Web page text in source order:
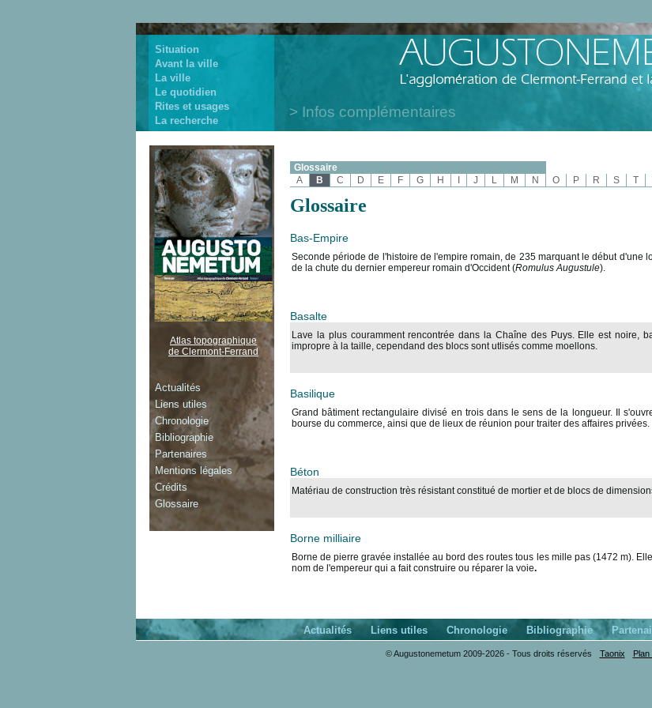
Situation
Avant la ville
La ville
Le quotidien
Rites et usages
La recherche
Infos complémentaires
Glossaire
A
B C D E F G H J L M N O P R S T
Glossaire
Bas-Empire
Seconde période de l'histoire de l'empire romain, de 235 marquant le début d'une
de la chute du dernier empereur romain d'Occident (Romulus Augustule).
Basalte
Lave la plus couramment rencontrée dans la Chaîne des Puys. Elle est noire,
impropre à la taille, cependand des blocs sont utlisés comme moellons.
Basilique
Grand bâtiment rectangulaire divisé en trois dans le sens de la longueur. Il
bourse du commerce, ainsi que de lieux de réunion pour traiter des affaires privées.
Béton
Matériau de construction très résistant constitué de mortier et de blocs de
Borne milliaire
Borne de pierre gravée installée au bord des routes tous les mille pas (1472 m).
nom de l'empereur qui a fait construire ou réparer la voie.
Atlas topographique
de Clermont-Ferrand
Actualités
Liens utiles
Chronologie
Bibliographie
Partenaires
Mentions légales
Crédits
Glossaire
Actualités Liens utiles Chronologie Bibliographie
© Augustonemetum 2009-2026 - Tous droits réservés Taonix Plan